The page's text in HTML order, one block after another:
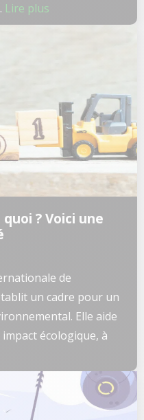
Lire plus
quoi ? Voici une
de
un cadre pour un
Elle aide
écologique, à